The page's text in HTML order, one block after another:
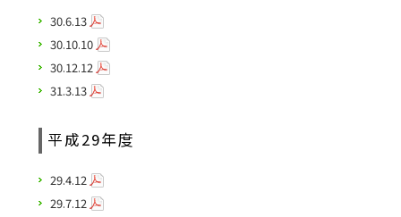
30.6.13
30.10.10
30.12.12
31.3.13
平成29年度
29.4.12
29.7.12